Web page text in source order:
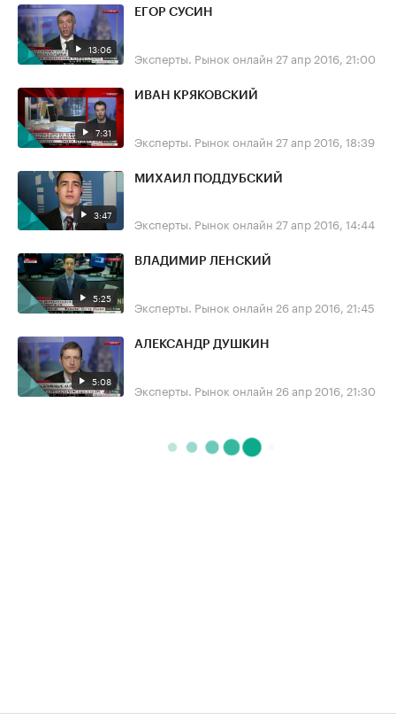
13:06
ЕГОР СУСИН
Эксперты. Рынок онлайн 27 апр 2016, 21:00
7:31
ИВАН КРЯКОВСКИЙ
Эксперты. Рынок онлайн 27 апр 2016, 18:39
3:47
МИХАИЛ ПОДДУБСКИЙ
Эксперты. Рынок онлайн 27 апр 2016, 14:44
5:25
ВЛАДИМИР ЛЕНСКИЙ
Эксперты. Рынок онлайн 26 апр 2016, 21:45
5:08
АЛЕКСАНДР ДУШКИН
Эксперты. Рынок онлайн 26 апр 2016, 21:30